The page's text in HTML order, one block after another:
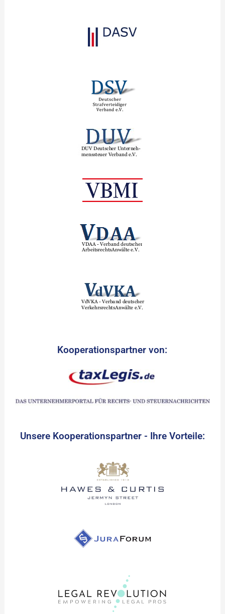
Kooperationspartner von:
Unsere Kooperationspartner - Ihre Vorteile: